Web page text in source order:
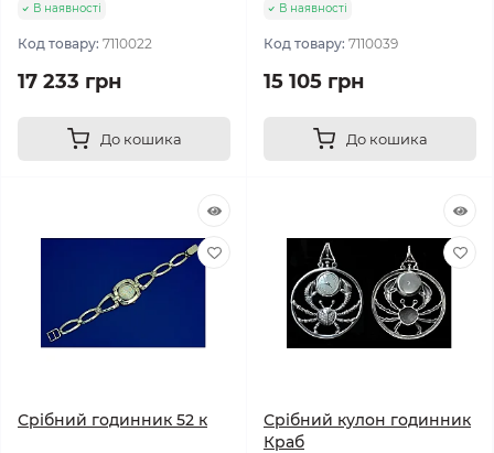
В наявності
Код товару: 7110022
17 233 грн
До кошика
В наявності
Код товару: 7110039
15 105 грн
До кошика
Срібний годинник 52 к
Срібний кулон годинник
Краб